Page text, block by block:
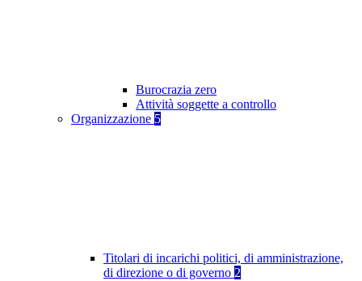
Burocrazia zero
Attività soggette a controllo
Organizzazione 5
Titolari di incarichi politici, di amministrazione,
di direzione o di governo 2